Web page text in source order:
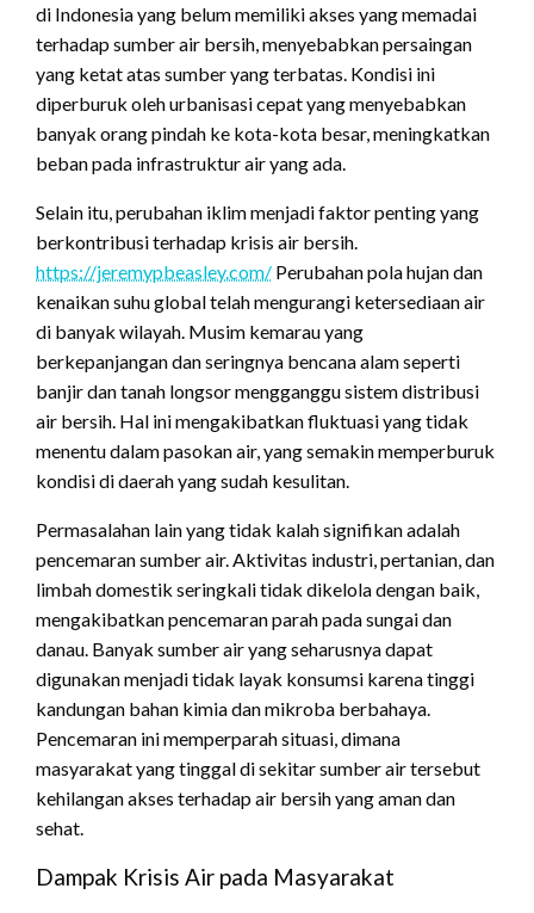
di Indonesia yang belum memiliki akses yang memadai
terhadap sumber air bersih, menyebabkan persaingan
yang ketat atas sumber yang terbatas. Kondisi ini
diperburuk oleh urbanisasi cepat yang menyebabkan
banyak orang pindah ke kota-kota besar, meningkatkan
beban pada infrastruktur air yang ada.
Selain itu, perubahan iklim menjadi faktor penting yang
berkontribusi terhadap krisis air bersih.
https://jeremypbeasley.com/ Perubahan pola hujan dan
kenaikan suhu global telah mengurangi ketersediaan air
di banyak wilayah. Musim kemarau yang
berkepanjangan dan seringnya bencana alam seperti
banjir dan tanah longsor mengganggu sistem distribusi
air bersih. Hal ini mengakibatkan fluktuasi yang tidak
menentu dalam pasokan air, yang semakin memperburuk
kondisi di daerah yang sudah kesulitan.
Permasalahan lain yang tidak kalah signifikan adalah
pencemaran sumber air. Aktivitas industri, pertanian, dan
limbah domestik seringkali tidak dikelola dengan baik,
mengakibatkan pencemaran parah pada sungai dan
danau. Banyak sumber air yang seharusnya dapat
digunakan menjadi tidak layak konsumsi karena tinggi
kandungan bahan kimia dan mikroba berbahaya.
Pencemaran ini memperparah situasi, dimana
masyarakat yang tinggal di sekitar sumber air tersebut
kehilangan akses terhadap air bersih yang aman dan
sehat.
Dampak Krisis Air pada Masyarakat